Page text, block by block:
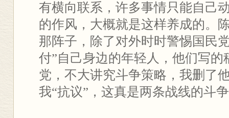
有横向联系，许多事情只能自己
的作风，大概就是这样养成的。
那阵子，除了对外时时警惕国民
付”自己身边的年轻人，他们写
党，不大讲究斗争策略，我删了
我“抗议”，这真是两条战线的斗